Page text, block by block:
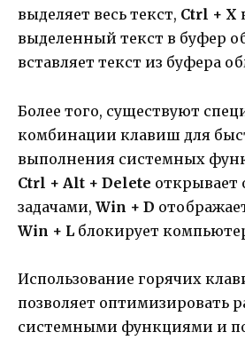
выделяет весь текст, Ctrl + X
выделенный текст в буфер
вставляет текст из буфера
Более того, существуют
комбинации клавиш для
выполнения системных
Ctrl + Alt + Delete открывает
задачами, Win + D
Win + L блокирует
Использование горячих
позволяет оптимизировать
системными функциями и